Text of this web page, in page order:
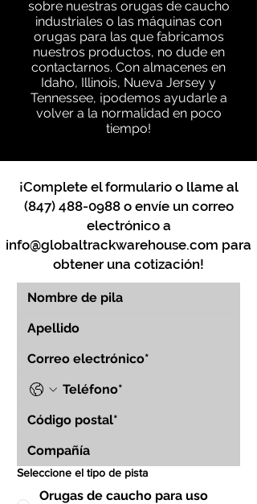
sobre nuestras orugas de caucho
industriales o las máquinas con
orugas para las que fabricamos
nuestros productos, no dude en
contactarnos. Con almacenes en
Idaho, Illinois, Nueva Jersey y
Tennessee, ¡podemos ayudarle a
volver a la normalidad en poco
tiempo!
¡Complete el formulario o llame al
(847) 488-0988o envíe un correo
electrónico a
info@globaltrackwarehouse.com para
obtener una cotización!
Seleccione el tipo de pista
Orugas de caucho para uso